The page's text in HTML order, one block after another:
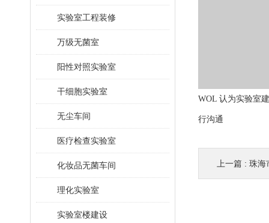
实验室工程装修
万级无菌室
阳性对照实验室
干细胞实验室
无尘车间
医疗检查实验室
化妆品无菌车间
理化实验室
实验室楼建设
WOL 认为实验室
行沟通
上一篇 : 珠海